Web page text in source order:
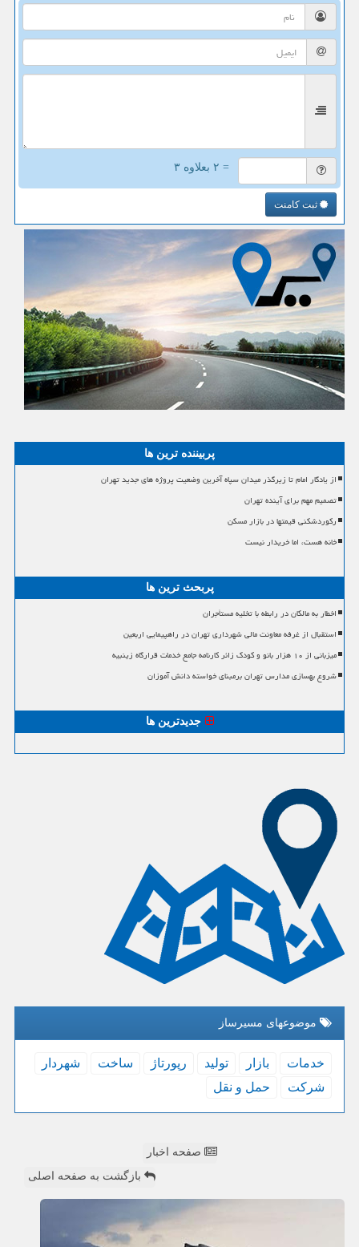
= ۲ بعلاوه ۳
ثبت کامنت
پربیننده ترین ها
از یادگار امام تا زیرگذر میدان سپاه آخرین وضعیت پروژه های جدید تهران
تصمیم مهم برای آینده تهران
رکوردشکنی قیمتها در بازار مسکن
خانه هست، اما خریدار نیست
پربحث ترین ها
اخطار به مالکان در رابطه با تخلیه مستأجران
استقبال از غرفه معاونت مالی شهرداری تهران در راهپیمایی اربعین
میزبانی از ۱۰ هزار بانو و کودک زائر کارنامه جامع خدمات قرارگاه زینبیه
شروع بهسازی مدارس تهران برمبنای خواسته دانش آموزان
جدیدترین ها
موضوعهای مسیرساز
خدمات بازار تولید رپورتاژ ساخت
شهردار
شركت
حمل و نقل
صفحه اخبار
بازگشت به صفحه اصلی